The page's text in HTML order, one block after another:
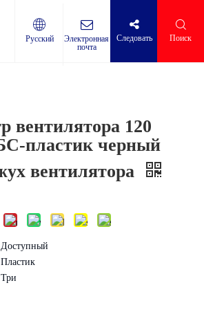
Pусский
Электронная
почта
Следовать​​​​​​​ Поиск
вентилятора 120
пластик черный
вентилятора
Доступный
Пластик
Три